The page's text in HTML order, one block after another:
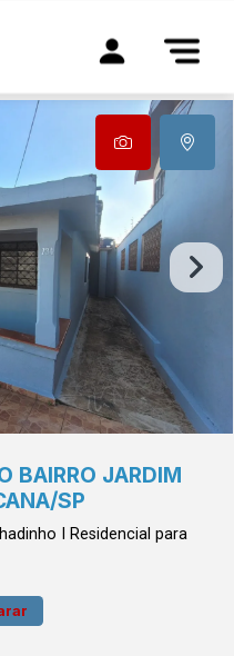
BAIRRO JARDIM
SP
I
Residencial para